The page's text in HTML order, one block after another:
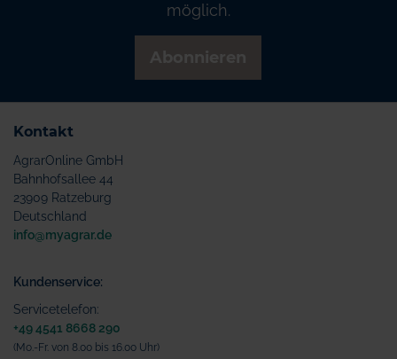
möglich.
Kontakt
AgrarOnline GmbH
Bahnhofsallee 44
23909 Ratzeburg
Deutschland
info@myagrar.de
Kundenservice:
Servicetelefon:
+49 4541 8668 290
(Mo.-Fr. von 8.00 bis 16.00 Uhr)